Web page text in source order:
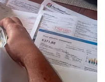
Ô tô - Xe máy